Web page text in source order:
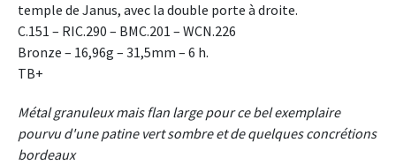
temple de Janus, avec la double porte à droite.
C.151 – RIC.290 – BMC.201 – WCN.226
Bronze – 16,96g – 31,5mm – 6 h.
TB+
Métal granuleux mais flan large pour ce bel exemplaire
pourvu d'une patine vert sombre et de quelques concrétions
bordeaux